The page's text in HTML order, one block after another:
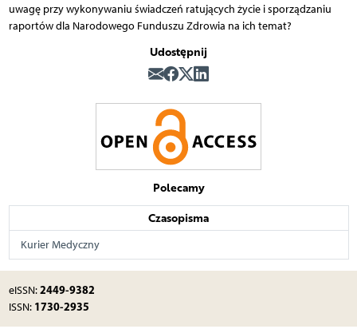
uwagę przy wykonywaniu świadczeń ratujących życie i sporządzaniu
raportów dla Narodowego Funduszu Zdrowia na ich temat?
Udostępnij
Polecamy
Czasopisma
Kurier Medyczny
eISSN:2449-9382
ISSN: 1730-2935